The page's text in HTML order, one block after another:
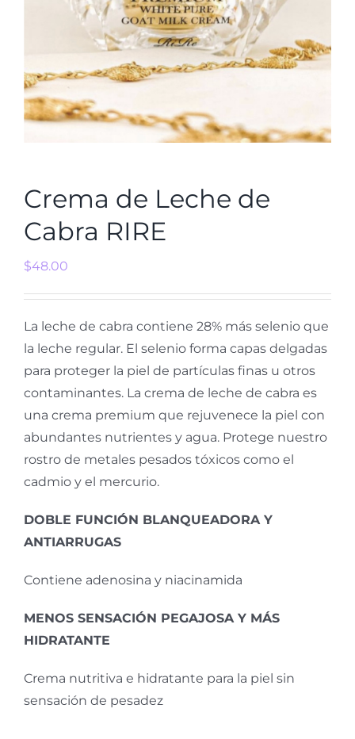
Crema de Leche de
Cabra RIRE
$48.00
La leche de cabra contiene 28% más selenio que
la leche regular. El selenio forma capas delgadas
para proteger la piel de partículas finas u otros
contaminantes. La crema de leche de cabra es
una crema premium que rejuvenece la piel con
abundantes nutrientes y agua. Protege nuestro
rostro de metales pesados tóxicos como el
cadmio y el mercurio.
DOBLE FUNCIÓN BLANQUEADORA Y
ANTIARRUGAS
Contiene adenosina y niacinamida
MENOS SENSACIÓN PEGAJOSA Y MÁS
HIDRATANTE
Crema nutritiva e hidratante para la piel sin
sensación de pesadez